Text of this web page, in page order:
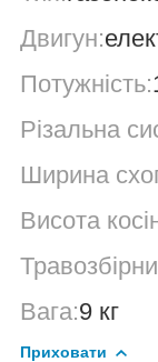
Двигун:
Потужність:
Різальна
Ширина
Висота
Вага:9 кг
Приховати